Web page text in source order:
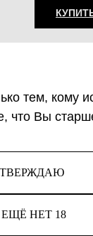
тем, кому
что Вы
НЕТ 18
веществ,
оборот